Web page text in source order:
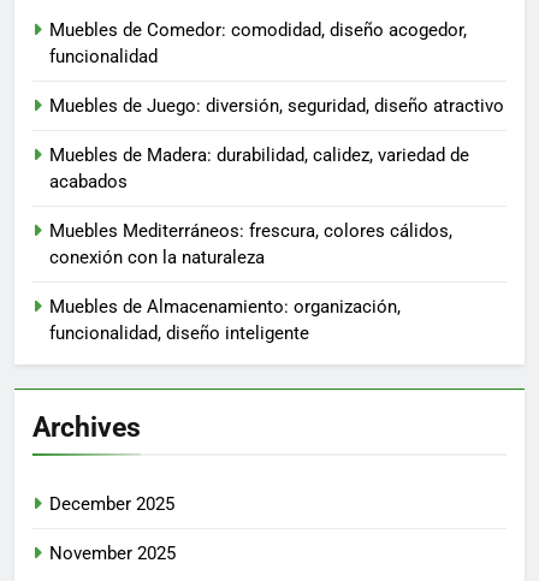
Muebles de Comedor: comodidad, diseño acogedor,
funcionalidad
Muebles de Juego: diversión, seguridad, diseño atractivo
Muebles de Madera: durabilidad, calidez, variedad de
acabados
Muebles Mediterráneos: frescura, colores cálidos,
conexión con la naturaleza
Muebles de Almacenamiento: organización,
funcionalidad, diseño inteligente
Archives
December 2025
November 2025